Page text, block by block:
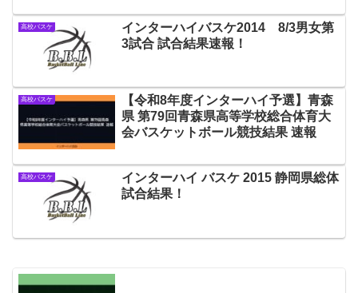
高校バスケ
インターハイバスケ2014 8/3男女第
3試合 試合結果速報！
高校バスケ
【令和8年度インターハイ予選】青森
県 第79回青森県高等学校総合体育大
会バスケットボール競技結果 速報
高校バスケ
インターハイ バスケ 2015 静岡県総体
試合結果！